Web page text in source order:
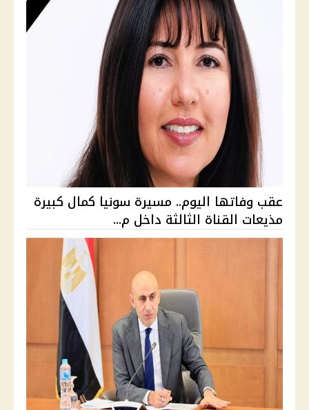
عقب وفاتها اليوم.. مسيرة سونيا كمال كبيرة
مذيعات القناة الثالثة داخل م...